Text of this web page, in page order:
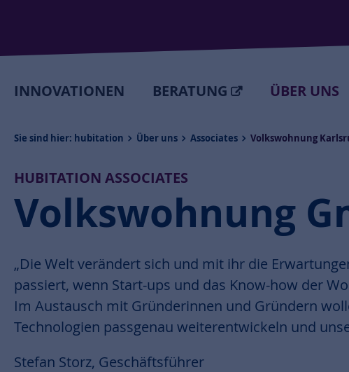
INNOVATIONEN BERATUNG ÜBER UNS
Sie sind hier: hubitation Über uns Associates Volkswohnung
HUBITATION ASSOCIATES
Volkswohnung
„Die Welt verändert sich und mit ihr die
passiert, wenn Start-ups und das Know-how der
Im Austausch mit Gründerinnen und Gründern
Technologien passgenau weiterentwickeln und
Stefan Storz, Geschäftsführer